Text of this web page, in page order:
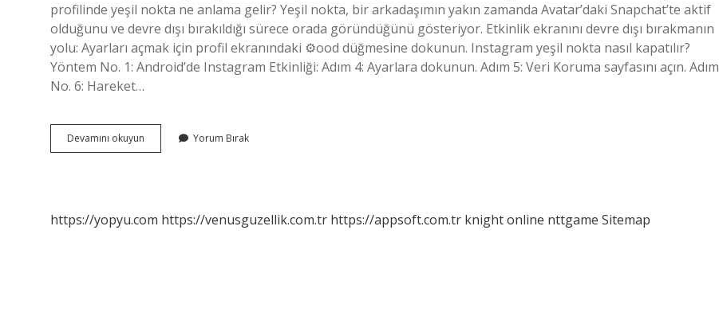
profilinde yeşil nokta ne anlama gelir? Yeşil nokta, bir arkadaşımın yakın zamanda Avatar’daki Snapchat’te aktif
olduğunu ve devre dışı bırakıldığı sürece orada göründüğünü gösteriyor. Etkinlik ekranını devre dışı bırakmanın
yolu: Ayarları açmak için profil ekranındaki ⚙ood düğmesine dokunun. Instagram yeşil nokta nasıl kapatılır?
Yöntem No. 1: Android’de Instagram Etkinliği: Adım 4: Ayarlara dokunun. Adım 5: Veri Koruma sayfasını açın. Adım
No. 6: Hareket…
Devamını okuyun Instagram
Yeşil
Yorum Bırak
https://yopyu.com https://venusguzellik.com.tr https://appsoft.com.tr knight online nttgame Sitemap